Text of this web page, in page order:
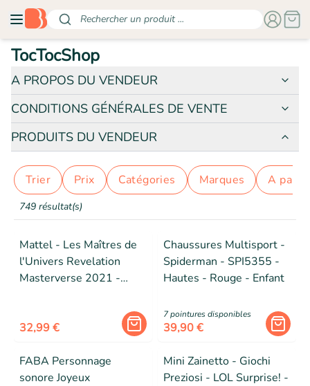
Rechercher un produit ...
TocTocShop
A PROPOS DU VENDEUR
CONDITIONS GÉNÉRALES DE VENTE
PRODUITS DU VENDEUR
Trier prix catégories marques a
749 résultat(s)
Mattel - Les Maîtres de
l'Univers Revelation
Masterverse 2021 -
32,99 €
Chaussures Multisport -
Spiderman - SPI5355 -
Hautes - Rouge - Enfant
7pointures disponibles
39,90 €
FABA Personnage
sonore Joyeux
Mini Zainetto - Giochi
Preziosi - LOL Surprise! -